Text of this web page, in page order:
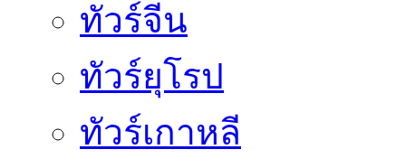
ทัวร์จีน
ทัวร์ยุโรป
ทัวร์เกาหลี